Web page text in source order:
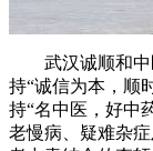
武汉诚顺和中
持“诚信为本，顺
持“名中医，好中
老慢病、疑难杂